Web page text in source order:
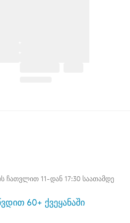
ჩათვლით 11-დან 17:30 საათამდე
60+ ქვეყანაში